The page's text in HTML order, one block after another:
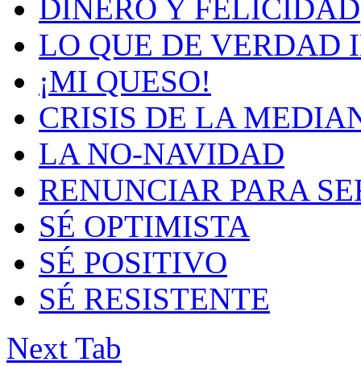
DINERO Y FELICIDAD
LO QUE DE VERDAD
¡MI QUESO!
CRISIS DE LA
LA NO-NAVIDAD
RENUNCIAR PARA
SÉ OPTIMISTA
SÉ POSITIVO
SÉ RESISTENTE
Next Tab